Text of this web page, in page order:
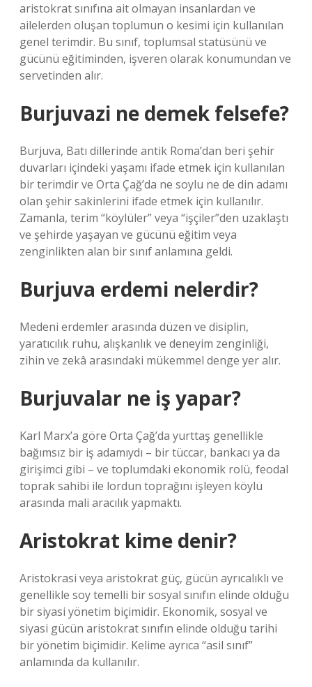
aristokrat sınıfına ait olmayan insanlardan ve
ailelerden oluşan toplumun o kesimi için kullanılan
genel terimdir. Bu sınıf, toplumsal statüsünü ve
gücünü eğitiminden, işveren olarak konumundan ve
servetinden alır.
Burjuvazi ne demek felsefe?
Burjuva, Batı dillerinde antik Roma’dan beri şehir
duvarları içindeki yaşamı ifade etmek için kullanılan
bir terimdir ve Orta Çağ’da ne soylu ne de din adamı
olan şehir sakinlerini ifade etmek için kullanılır.
Zamanla, terim “köylüler” veya “işçiler”den uzaklaştı
ve şehirde yaşayan ve gücünü eğitim veya
zenginlikten alan bir sınıf anlamına geldi.
Burjuva erdemi nelerdir?
Medeni erdemler arasında düzen ve disiplin,
yaratıcılık ruhu, alışkanlık ve deneyim zenginliği,
zihin ve zekâ arasındaki mükemmel denge yer alır.
Burjuvalar ne iş yapar?
Karl Marx’a göre Orta Çağ’da yurttaş genellikle
bağımsız bir iş adamıydı – bir tüccar, bankacı ya da
girişimci gibi – ve toplumdaki ekonomik rolü, feodal
toprak sahibi ile lordun toprağını işleyen köylü
arasında mali aracılık yapmaktı.
Aristokrat kime denir?
Aristokrasi veya aristokrat güç, gücün ayrıcalıklı ve
genellikle soy temelli bir sosyal sınıfın elinde olduğu
bir siyasi yönetim biçimidir. Ekonomik, sosyal ve
siyasi gücün aristokrat sınıfın elinde olduğu tarihi
bir yönetim biçimidir. Kelime ayrıca “asil sınıf”
anlamında da kullanılır.